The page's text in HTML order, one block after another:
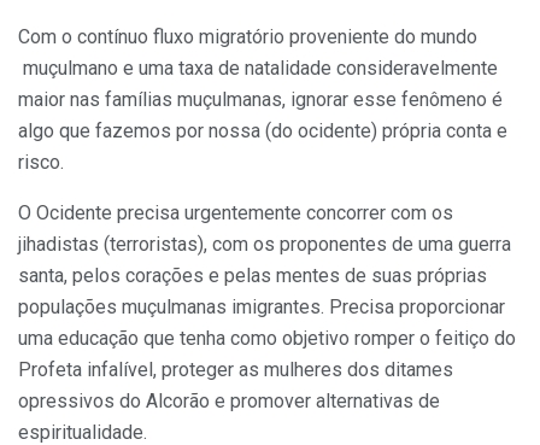
Com o contínuo fluxo migratório proveniente do mundo
muçulmano e uma taxa de natalidade consideravelmente
maior nas famílias muçulmanas, ignorar esse fenômeno é
algo que fazemos por nossa (do ocidente) própria conta e
risco.
O Ocidente precisa urgentemente concorrer com os
jihadistas (terroristas), com os proponentes de uma guerra
santa, pelos corações e pelas mentes de suas próprias
populações muçulmanas imigrantes. Precisa proporcionar
uma educação que tenha como objetivo romper o feitiço do
Profeta infalível, proteger as mulheres dos ditames
opressivos do Alcorão e promover alternativas de
espiritualidade.